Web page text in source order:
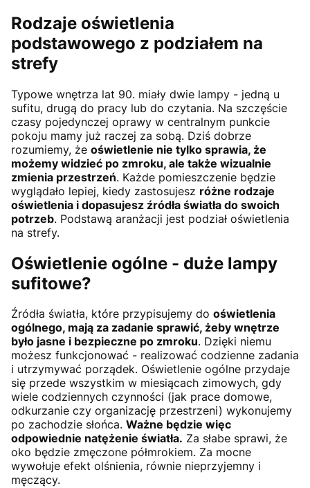
Rodzaje oświetlenia
podstawowego z podziałem na
strefy
Typowe wnętrza lat 90. miały dwie lampy - jedną u
sufitu, drugą do pracy lub do czytania. Na szczęście
czasy pojedynczej oprawy w centralnym punkcie
pokoju mamy już raczej za sobą. Dziś dobrze
rozumiemy, że oświetlenie nie tylko sprawia, że
możemy widzieć po zmroku, ale także wizualnie
zmienia przestrzeń. Każde pomieszczenie będzie
wyglądało lepiej, kiedy zastosujesz różne rodzaje
oświetlenia i dopasujesz źródła światła do swoich
potrzeb. Podstawą aranżacji jest podział oświetlenia
na strefy.
Oświetlenie ogólne - duże lampy
sufitowe?
Źródła światła, które przypisujemy do oświetlenia
ogólnego, mają za zadanie sprawić, żeby wnętrze
było jasne i bezpieczne po zmroku. Dzięki niemu
możesz funkcjonować - realizować codzienne zadania
i utrzymywać porządek. Oświetlenie ogólne przydaje
się przede wszystkim w miesiącach zimowych, gdy
wiele codziennych czynności (jak prace domowe,
odkurzanie czy organizację przestrzeni) wykonujemy
po zachodzie słońca. Ważne będzie więc
odpowiednie natężenie światła. Za słabe sprawi, że
oko będzie zmęczone półmrokiem. Za mocne
wywołuje efekt olśnienia, równie nieprzyjemny i
męczący.